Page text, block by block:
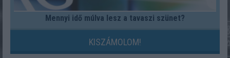
Mennyi idő múlva lesz a tavaszi szünet?
KISZÁMOLOM!